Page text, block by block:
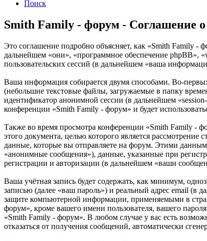
Поиск
Smith Family - форум - Соглашение
Это соглашение подробно объясняет, как «Smith Family
дальнейшем «они», «программное обеспечение
пользовательских сессий (в дальнейшем «ваша
Ваша информация собирается двумя способами. Во-
(небольшие текстовые файлы, загружаемые в папку
идентификатор анонимной сессии (в дальнейшем
конференции «Smith Family - форум» и будет
Также во время просмотра конференции «Smith Family -
этого документа, целью которого является
данные, которые вы отправляете на форум. Этими
«анонимные сообщения»), данные, указанные при
регистрации и авторизации (в дальнейшем «ваши
Ваша учётная запись будет содержать, как минимум,
записью (далее «ваш пароль») и реальный адрес email (в
защите компьютерной информации, применяемыми в
форум», кроме вашего имени пользователя, вашего
«Smith Family - форум». В любом случае у вас есть
отказаться от получения сообщений, автоматически